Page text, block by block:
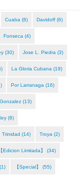
Cuaba (8) Davidoff (6)
Fonseca (4)
(30) Jose L. Piedra (3)
La Gloria Cubana (19)
Por Larranaga (16)
(13)
(8)
Trinidad (14) Troya (2)
【Edicion Limitada】 (34)
【Special】 (55)